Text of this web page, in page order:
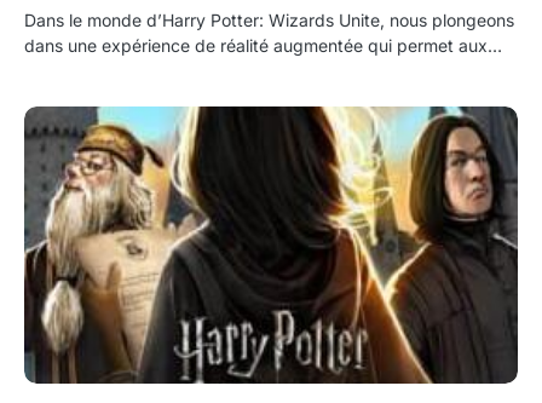
Dans le monde d’Harry Potter: Wizards Unite, nous plongeons
dans une expérience de réalité augmentée qui permet aux…